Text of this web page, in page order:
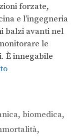
forzate,
e l’ingegneria
balzi avanti nel
le
È innegabile
,biomedica,
,